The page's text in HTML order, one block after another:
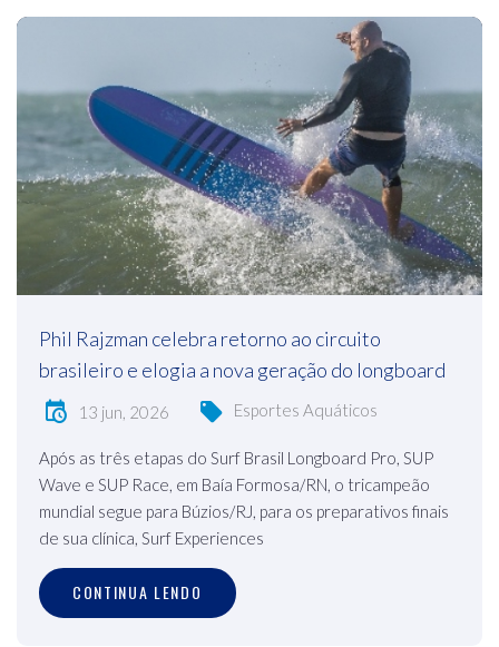
Phil Rajzman celebra retorno ao circuito
brasileiro e elogia a nova geração do longboard
13 jun, 2026 Esportes Aquáticos
Após as três etapas do Surf Brasil Longboard Pro, SUP
Wave e SUP Race, em Baía Formosa/RN, o tricampeão
mundial segue para Búzios/RJ, para os preparativos finais
de sua clínica, Surf Experiences
CONTINUA LENDO